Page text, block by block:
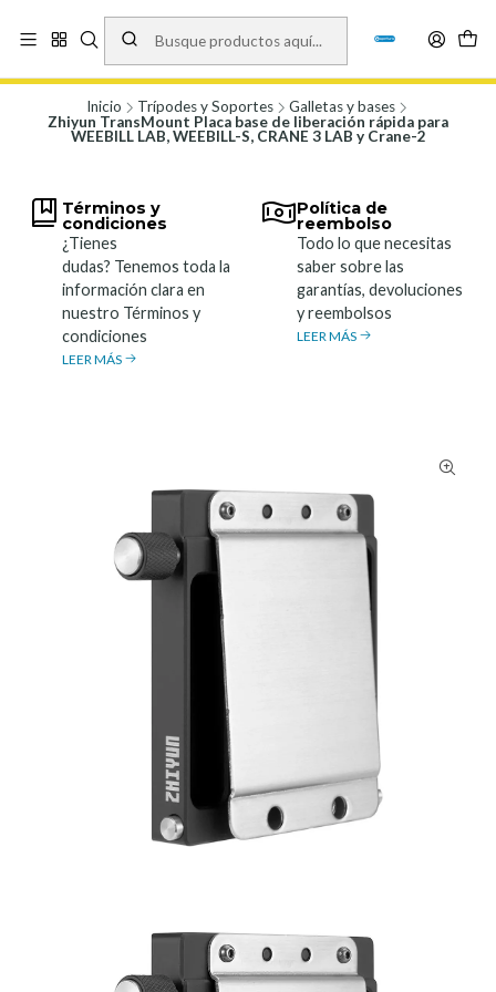
Vísita nuestro local en Los Agustinos 5478, Ñuñoa. Lunes a Viernes 9.30 a
19.00, Sábados 10:00 a 19:00 y Domingos de 10:00 a 17:00
Inicio Trípodes y Soportes
Galletas y bases
Zhiyun TransMount Placa base de liberación rápida para
WEEBILL LAB, WEEBILL-S, CRANE 3 LAB y Crane-2
Términos y
condiciones
¿Tienes
dudas? Tenemos toda la
información clara en
nuestro Términos y
condiciones
LEER MÁS
Política de
reembolso
Todo lo que necesitas
saber sobre las
garantías, devoluciones
y reembolsos
LEER MÁS